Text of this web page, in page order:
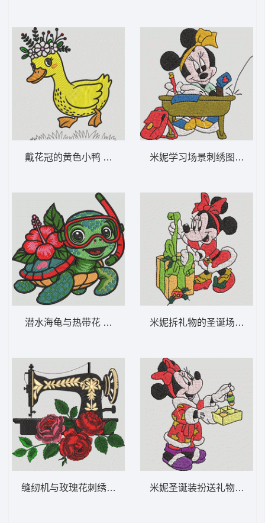
戴花冠的黄色小鸭 花冠鸭-DST格式
潜水海龟与热带花 海龟浮潜芙蓉花-DST格式
缝纫机与玫瑰花刺绣图案 复古缝纫玫瑰-DST
米妮学习场景刺绣图 米妮
米妮拆礼物的圣诞场景 米
米妮圣诞装扮送礼物 米妮